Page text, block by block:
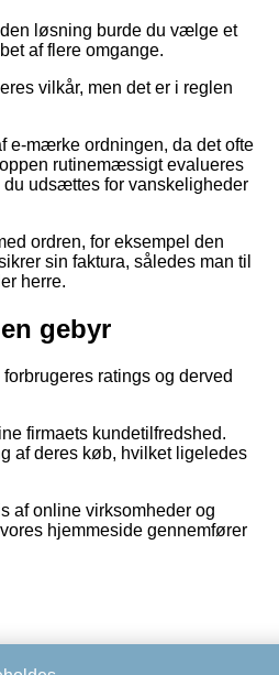
løsning burde du vælge et
af flere omgange.
vilkår, men det er i reglen
e-mærke ordningen, da det ofte
rutinemæssigt evalueres
udsættes for vanskeligheder
ordren, for eksempel den
sin faktura, således man til
herre.
gebyr
ratings og derved
firmaets kundetilfredshed.
af deres køb, hvilket ligeledes
af online virksomheder og
hjemmeside gennemfører